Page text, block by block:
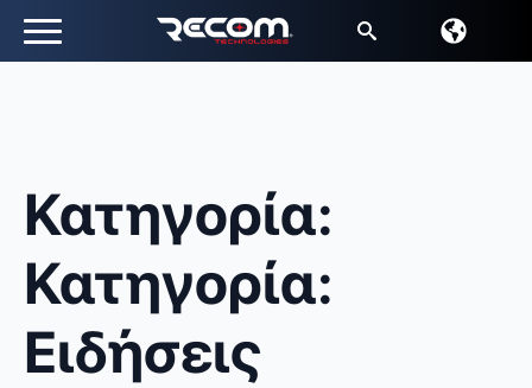
Κατηγορία:
Κατηγορία:
Ειδήσεις